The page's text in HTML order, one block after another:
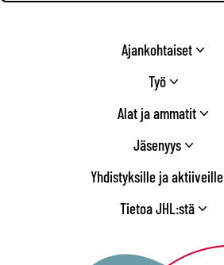
Ajankohtaiset
Työ
Alat ja ammatit
Jäsenyys
Yhdistyksille ja aktiiveille
Tietoa JHL:stä